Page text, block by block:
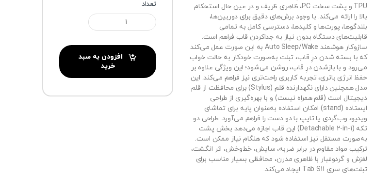
TPU و پشت سخت PC، ظاهری ظریف و در عین حال استحکام
بالا را ارائه می‌کند. با وجود برش‌های دقیق برای دوربین‌ها،
بلندگوها، پورت‌ها و کلیدها، دسترسی کامل به تمامی
قابلیت‌های دستگاه بدون نیاز به جداکردن قاب فراهم است.
سازوکار هوشمند Auto Sleep/Wake به این صورت عمل می‌کند
که با بسته شدن درِ قاب، تبلت به‌صورت خودکار به حالت خواب
می‌رود و با بازشدن درِ قاب، روشن می‌شود؛ این ویژگی علاوه بر
حفظ انرژی باتری، تجربه کاربری راحت‌تری نیز فراهم می‌کند. این
مدل همچنین دارای نگهدارنده قلم (Stylus) برای محافظت از قلم
دیجیتال است (قلم همراه نیست) و با بهره‌گیری از طراحی
ایستاده (stand) امکان استفاده به‌عنوان پایه برای تماشای
ویدیو، وب‌گردی یا تایپ با دو دست را فراهم می‌آورد. طراحی دو
تکه (Detachable 2-in-1) این قاب اجازه می‌دهد بخش پشت
به‌صورت مستقل نیز استفاده شود که هنگام نیاز ممکن است.
ترکیب مواد مقاوم در برابر ضربه، سایش، خط‌وخش، اثر انگشت،
لغزش و گردوغبار با ظاهری مدرن، محافظی بسیار مناسب برای
تبلت‌های سری Tab S11 ایجاد می‌کند.
تعداد
افزودن به سبد
خرید